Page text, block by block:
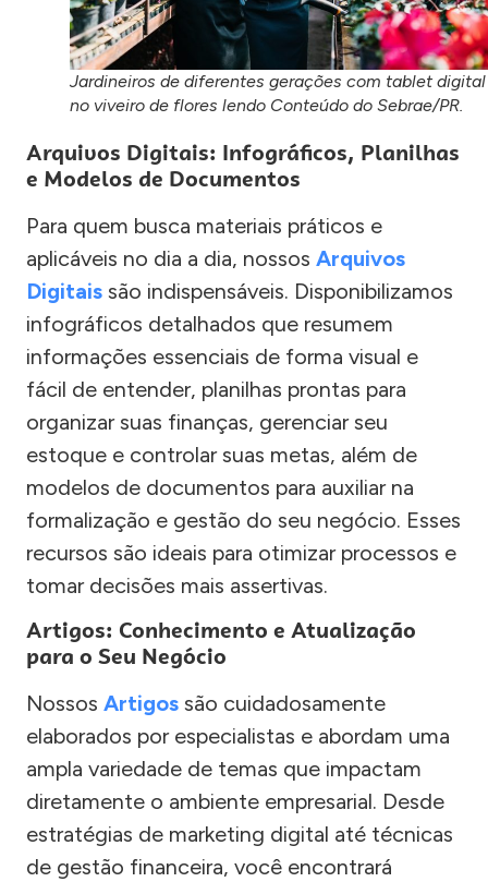
Jardineiros de diferentes gerações com tablet digital
no viveiro de flores lendo Conteúdo do Sebrae/PR.
Arquivos Digitais: Infográficos, Planilhas
e Modelos de Documentos
Para quem busca materiais práticos e
aplicáveis no dia a dia, nossos Arquivos
Digitais são indispensáveis. Disponibilizamos
infográficos detalhados que resumem
informações essenciais de forma visual e
fácil de entender, planilhas prontas para
organizar suas finanças, gerenciar seu
estoque e controlar suas metas, além de
modelos de documentos para auxiliar na
formalização e gestão do seu negócio. Esses
recursos são ideais para otimizar processos e
tomar decisões mais assertivas.
Artigos: Conhecimento e Atualização
para o Seu Negócio
Nossos Artigos são cuidadosamente
elaborados por especialistas e abordam uma
ampla variedade de temas que impactam
diretamente o ambiente empresarial. Desde
estratégias de marketing digital até técnicas
de gestão financeira, você encontrará